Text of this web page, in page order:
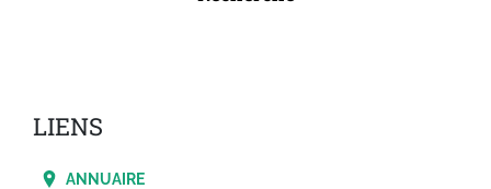
LIENS
ANNUAIRE